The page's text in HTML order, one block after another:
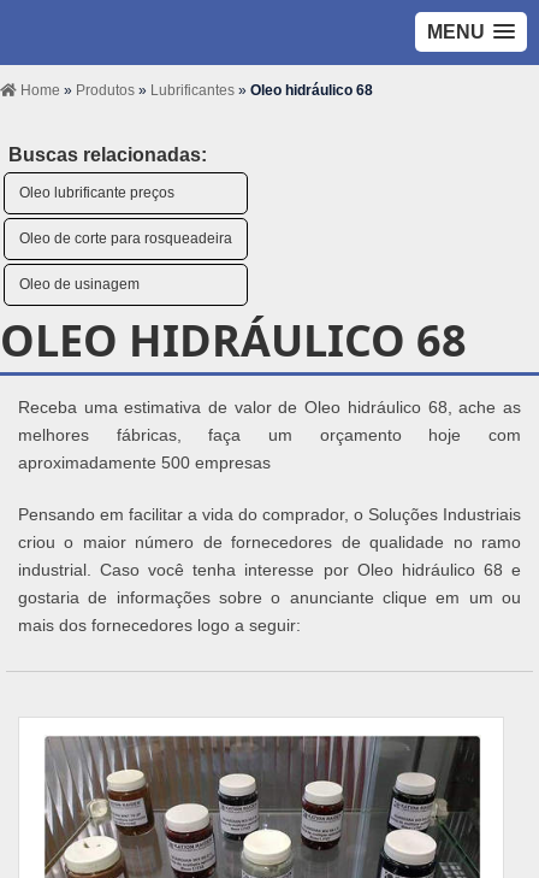
MENU
Home » Produtos » Lubrificantes » Oleo hidráulico 68
Buscas relacionadas:
Oleo lubrificante preços
Oleo de corte para rosqueadeira
Oleo de usinagem
OLEO HIDRÁULICO 68
Receba uma estimativa de valor de Oleo hidráulico 68, ache as
melhores fábricas, faça um orçamento hoje com
aproximadamente 500 empresas
Pensando em facilitar a vida do comprador, o Soluções Industriais
criou o maior número de fornecedores de qualidade no ramo
industrial. Caso você tenha interesse por Oleo hidráulico 68 e
gostaria de informações sobre o anunciante clique em um ou
mais dos fornecedores logo a seguir: